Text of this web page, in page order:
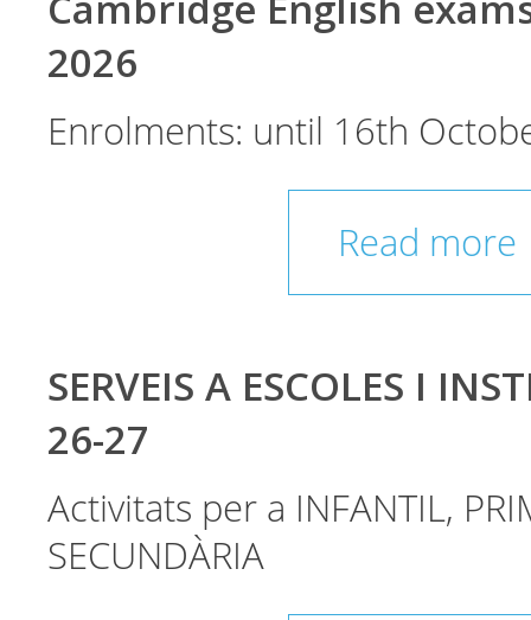
2026
Enrolments: until 16th
Read more
SERVEIS A ESCOLES I
26-27
Activitats per a INFANTIL,
SECUNDÀRIA